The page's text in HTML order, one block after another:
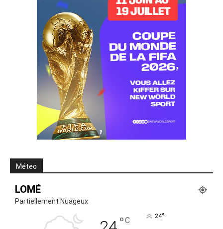
Méteo
LOMÉ
Partiellement Nuageux
°C 24°